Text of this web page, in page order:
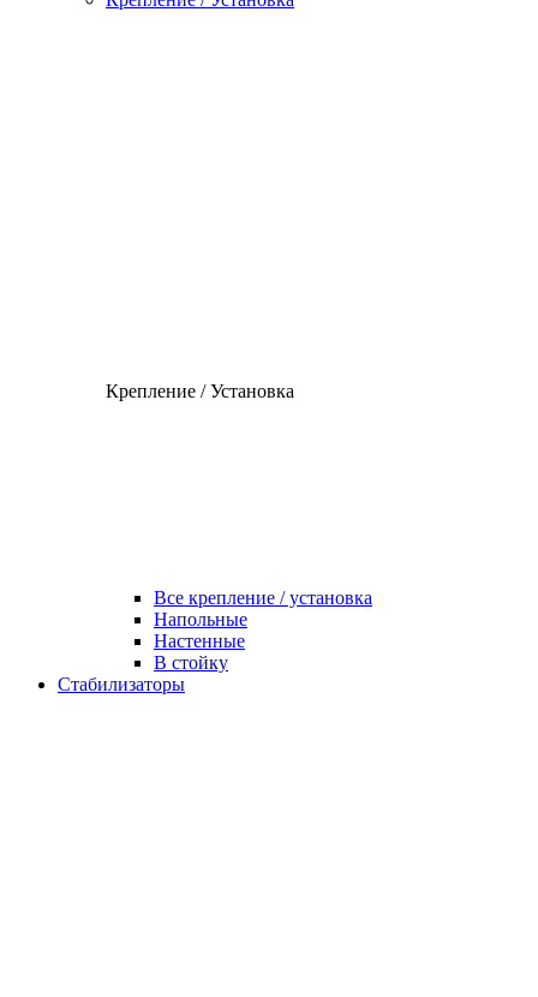
Крепление / Установка
Все крепление / установка
Напольные
Настенные
В стойку
Стабилизаторы